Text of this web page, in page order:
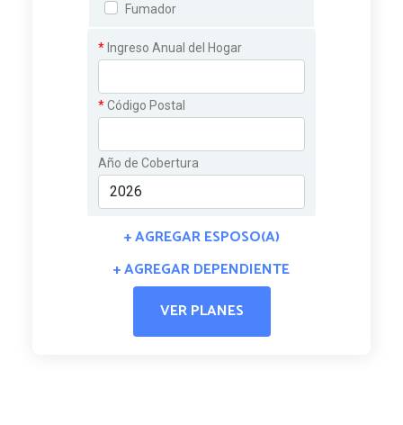
Fumador
* Ingreso Anual del Hogar
*Código Postal
Año de Cobertura
+ AGREGAR ESPOSO(A)
+ AGREGAR DEPENDIENTE
VER PLANES